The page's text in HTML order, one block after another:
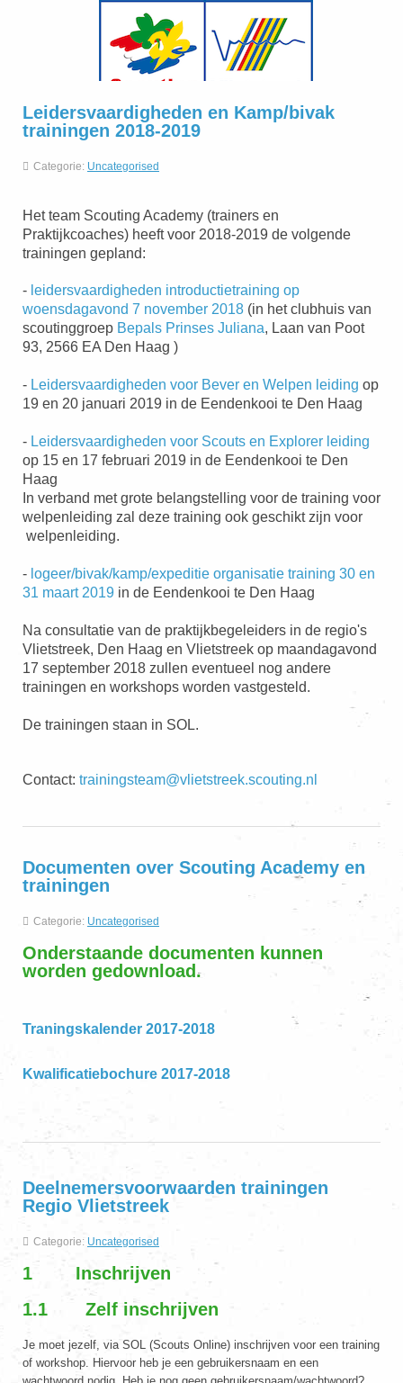
Leidersvaardigheden en Kamp/bivak
trainingen 2018-2019
Categorie: Uncategorised
Het team Scouting Academy (trainers en
Praktijkcoaches) heeft voor 2018-2019 de volgende
trainingen gepland:
- leidersvaardigheden introductietraining op
woensdagavond 7 november 2018 (in het clubhuis van
scoutinggroep Bepals Prinses Juliana, Laan van Poot
93, 2566 EA Den Haag )
- Leidersvaardigheden voor Bever en Welpen leiding op
19 en 20 januari 2019 in de Eendenkooi te Den Haag
- Leidersvaardigheden voor Scouts en Explorer leiding
op 15 en 17 februari 2019 in de Eendenkooi te Den
Haag
In verband met grote belangstelling voor de training voor
welpenleiding zal deze training ook geschikt zijn voor
welpenleiding.
- logeer/bivak/kamp/expeditie organisatie training 30 en
31 maart 2019 in de Eendenkooi te Den Haag
Na consultatie van de praktijkbegeleiders in de regio's
Vlietstreek, Den Haag en Vlietstreek op maandagavond
17 september 2018 zullen eventueel nog andere
trainingen en workshops worden vastgesteld.
De trainingen staan in SOL.
Contact: trainingsteam@vlietstreek.scouting.nl
Documenten over Scouting Academy en
trainingen
Categorie: Uncategorised
Onderstaande documenten kunnen
worden gedownload.
Traningskalender 2017-2018
Kwalificatiebochure 2017-2018
Deelnemersvoorwaarden trainingen
Regio Vlietstreek
Categorie: Uncategorised
1 Inschrijven
1.1 Zelf inschrijven
Je moet jezelf, via SOL (Scouts Online) inschrijven voor een training
of workshop. Hiervoor heb je een gebruikersnaam en een